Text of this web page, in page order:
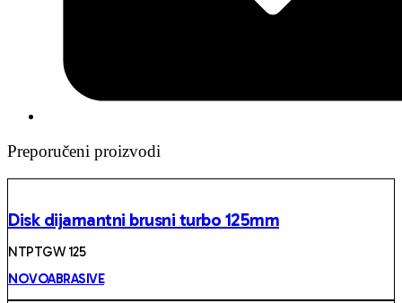
Preporučeni proizvodi
Disk dijamantni brusni turbo 125mm
NTPTGW 125
NOVOABRASIVE